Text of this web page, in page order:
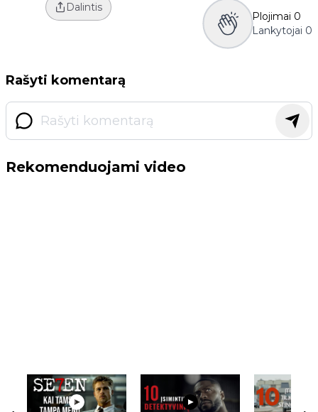
Dalintis
Plojimai 0
Lankytojai 0
Rašyti komentarą
Rekomenduojami video